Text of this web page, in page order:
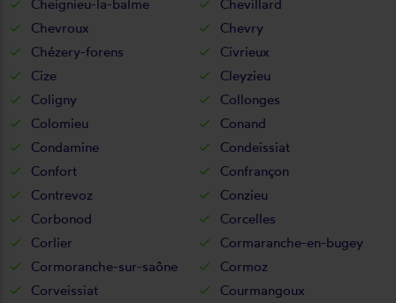
Cheignieu-la-balme
Chevillard
Chevroux
Chevry
Chézery-forens
Civrieux
Cize
Cleyzieu
Coligny
Collonges
Colomieu
Conand
Condamine
Condeissiat
Confort
Confrançon
Contrevoz
Conzieu
Corbonod
Corcelles
Corlier
Cormaranche-en-bugey
Cormoranche-sur-saône
Cormoz
Corveissiat
Courmangoux